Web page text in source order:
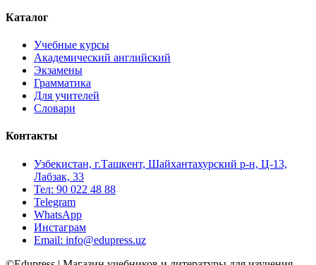
Каталог
Учебные курсы
Академический английский
Экзамены
Грамматика
Для учителей
Словари
Контакты
Узбекистан, г.Ташкент, Шайхантахурский р-н, Ц-13,
Лабзак, 33
Тел: 90 022 48 88
Telegram
WhatsApp
Инстаграм
Email: info@edupress.uz